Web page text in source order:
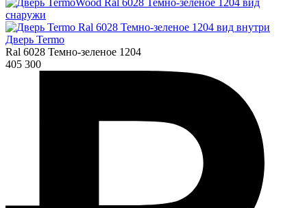
Дверь Termo
Ral 6028 Темно-зеленое 1204
405 300